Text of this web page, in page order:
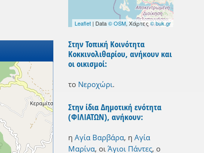
Leaflet| Data© OSM, Χάρτες© buk.gr
Στην Τοπική Κοινότητα
Κοκκινολιθαρίου, ανήκουν και
οι οικισμοί:
το Νεροχώρι.
Στην ίδια Δημοτική ενότητα
(ΦΙΛΙΑΤΩΝ), ανήκουν:
η Αγία Βαρβάρα, η Αγία
Μαρίνα, οι Άγιοι Πάντες, ο